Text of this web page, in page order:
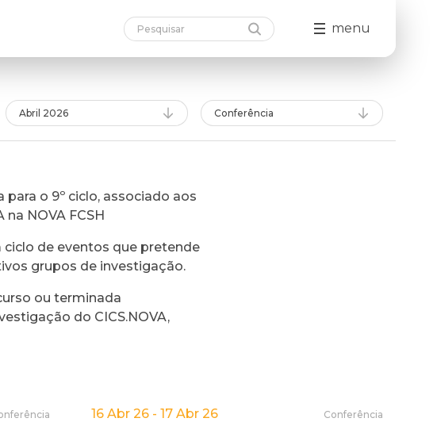
menu
Abril 2026 Conferência
o 9º ciclo, associado aos
NOVA FCSH
ciclo de eventos que pretende
grupos de investigação.
ou terminada
do CICS.NOVA,
16 Abr 26 - 17 Abr 26 Conferência